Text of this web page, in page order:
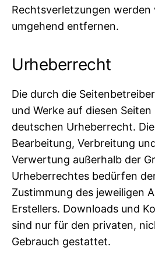
Rechtsverletzungen
umgehend entfernen.
Urheberrecht
Die durch die
und Werke auf diesen
deutschen Urheberrecht.
Bearbeitung, Verbreitung
Verwertung außerhalb der
Urheberrechtes bedürfen
Zustimmung des jeweiligen
Erstellers. Downloads und
sind nur für den privaten,
Gebrauch gestattet.